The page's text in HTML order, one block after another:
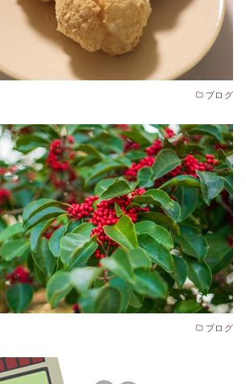
ブログ
ブログ